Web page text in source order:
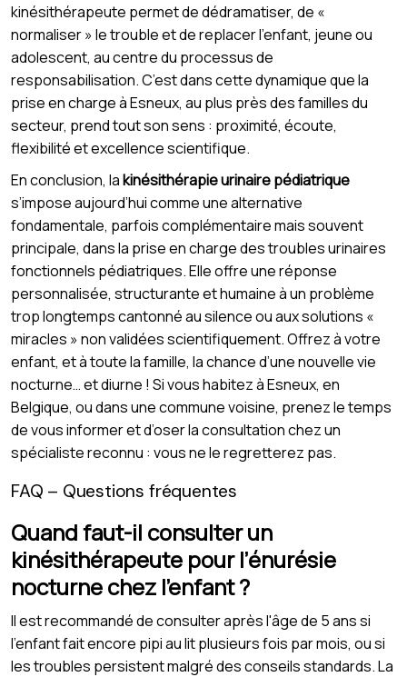
kinésithérapeute permet de dédramatiser, de «
normaliser » le trouble et de replacer l’enfant, jeune ou
adolescent, au centre du processus de
responsabilisation. C’est dans cette dynamique que la
prise en charge à Esneux, au plus près des familles du
secteur, prend tout son sens : proximité, écoute,
flexibilité et excellence scientifique.
En conclusion, lakinésithérapie urinaire pédiatrique
s’impose aujourd’hui comme une alternative
fondamentale, parfois complémentaire mais souvent
principale, dans la prise en charge des troubles urinaires
fonctionnels pédiatriques. Elle offre une réponse
personnalisée, structurante et humaine à un problème
trop longtemps cantonné au silence ou aux solutions «
miracles » non validées scientifiquement. Offrez à votre
enfant, et à toute la famille, la chance d’une nouvelle vie
nocturne… et diurne ! Si vous habitez à Esneux, en
Belgique, ou dans une commune voisine, prenez le temps
de vous informer et d’oser la consultation chez un
spécialiste reconnu : vous ne le regretterez pas.
FAQ – Questions fréquentes
Quand faut-il consulter un
kinésithérapeute pour l’énurésie
nocturne chez l’enfant ?
Il est recommandé de consulter après l'âge de 5 ans si
l’enfant fait encore pipi au lit plusieurs fois par mois, ou si
les troubles persistent malgré des conseils standards. La